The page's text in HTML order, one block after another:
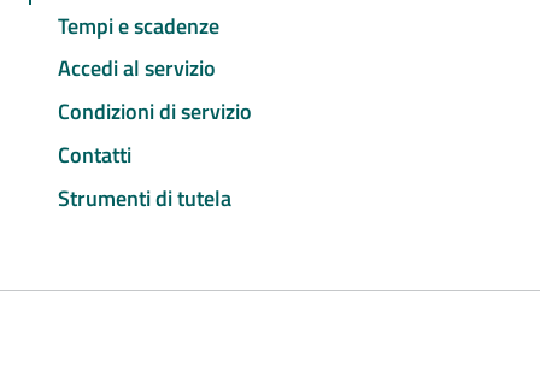
Tempi e scadenze
Accedi al servizio
Condizioni di servizio
Contatti
Strumenti di tutela